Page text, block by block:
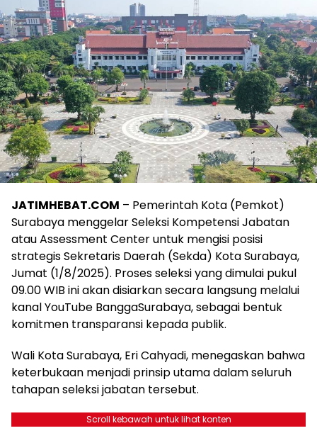
JATIMHEBAT.COM – Pemerintah Kota (Pemkot)
Surabaya menggelar Seleksi Kompetensi Jabatan
atau Assessment Center untuk mengisi posisi
strategis Sekretaris Daerah (Sekda) Kota Surabaya,
Jumat (1/8/2025). Proses seleksi yang dimulai pukul
09.00 WIB ini akan disiarkan secara langsung melalui
kanal YouTube BanggaSurabaya, sebagai bentuk
komitmen transparansi kepada publik.
Wali Kota Surabaya, Eri Cahyadi, menegaskan bahwa
keterbukaan menjadi prinsip utama dalam seluruh
tahapan seleksi jabatan tersebut.
Scroll kebawah untuk lihat konten